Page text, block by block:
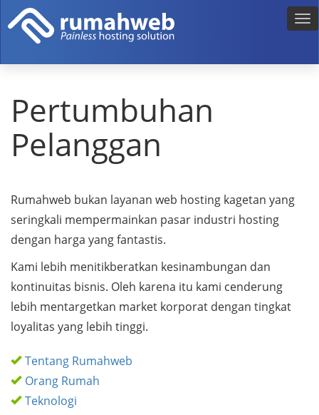
Pertumbuhan
Pelanggan
Rumahweb bukan layanan web hosting kagetan yang
seringkali mempermainkan pasar industri hosting
dengan harga yang fantastis.
Kami lebih menitikberatkan kesinambungan dan
kontinuitas bisnis. Oleh karena itu kami cenderung
lebih mentargetkan market korporat dengan tingkat
loyalitas yang lebih tinggi.
Tentang Rumahweb
Orang Rumah
Teknologi